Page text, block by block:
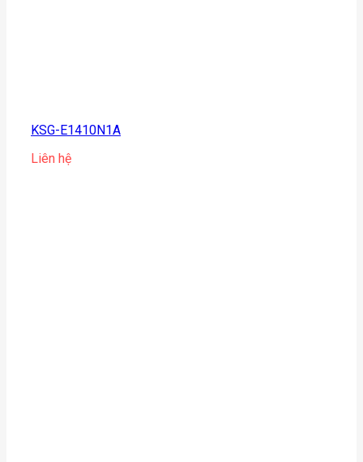
KSG-E1410N1A
Liên hệ